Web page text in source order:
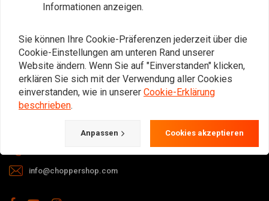
Reparaturen oder allgemeinen
Informationen können Sie uns
jederzeit auf eine der folgenden Arten
kontaktieren.
info@choppershop.com
Informationen anzeigen.
Sie können Ihre Cookie-Präferenzen jederzeit über die
Cookie-Einstellungen am unteren Rand unserer
Website ändern. Wenn Sie auf "Einverstanden" klicken,
erklären Sie sich mit der Verwendung aller Cookies
einverstanden, wie in unserer Cookie-Erklärung
beschrieben.
Anpassen Cookies akzeptieren